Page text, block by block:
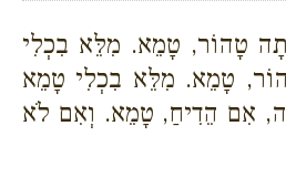
טָהוֹר, טָמֵא. מִלֵּא בִכְלִי
טָמֵא. מִלֵּא בִכְלִי טָמֵא
אִם הֵדִיחַ, טָמֵא. וְאִם לֹא